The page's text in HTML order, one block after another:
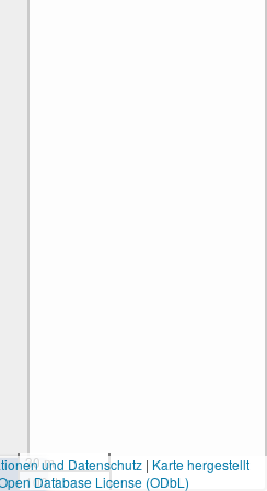
30 m
100 ft
und Datenschutz | Karte hergestellt
Database License (ODbL)